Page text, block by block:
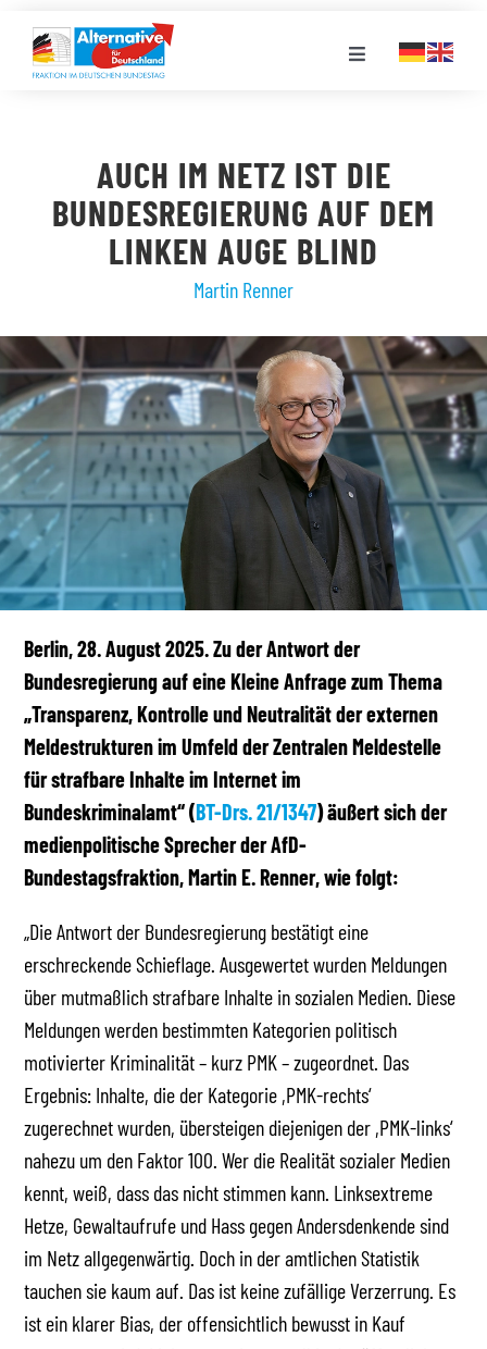
Inhalt
springen
Toggle
LANDESGRUPPEN
VERANSTALTUNGEN
PRESSE
STELLENPORTAL
MEDIATHEK
AUCH IM NETZ IST DIE
BUNDESREGIERUNG AUF DEM
LINKEN AUGE BLIND
Martin Renner
Berlin, 28. August 2025. Zu der Antwort der
Bundesregierung auf eine Kleine Anfrage zum Thema
„Transparenz, Kontrolle und Neutralität der externen
Meldestrukturen im Umfeld der Zentralen Meldestelle
für strafbare Inhalte im Internet im
Bundeskriminalamt“ (BT-Drs. 21/1347) äußert sich der
medienpolitische Sprecher der AfD-
Bundestagsfraktion, Martin E. Renner, wie folgt:
„Die Antwort der Bundesregierung bestätigt eine
erschreckende Schieflage. Ausgewertet wurden Meldungen
über mutmaßlich strafbare Inhalte in sozialen Medien. Diese
Meldungen werden bestimmten Kategorien politisch
motivierter Kriminalität – kurz PMK – zugeordnet. Das
Ergebnis: Inhalte, die der Kategorie ,PMK-rechts‘
zugerechnet wurden, übersteigen diejenigen der ,PMK-links‘
nahezu um den Faktor 100. Wer die Realität sozialer Medien
kennt, weiß, dass das nicht stimmen kann. Linksextreme
Hetze, Gewaltaufrufe und Hass gegen Andersdenkende sind
im Netz allgegenwärtig. Doch in der amtlichen Statistik
tauchen sie kaum auf. Das ist keine zufällige Verzerrung. Es
ist ein klarer Bias, der offensichtlich bewusst in Kauf